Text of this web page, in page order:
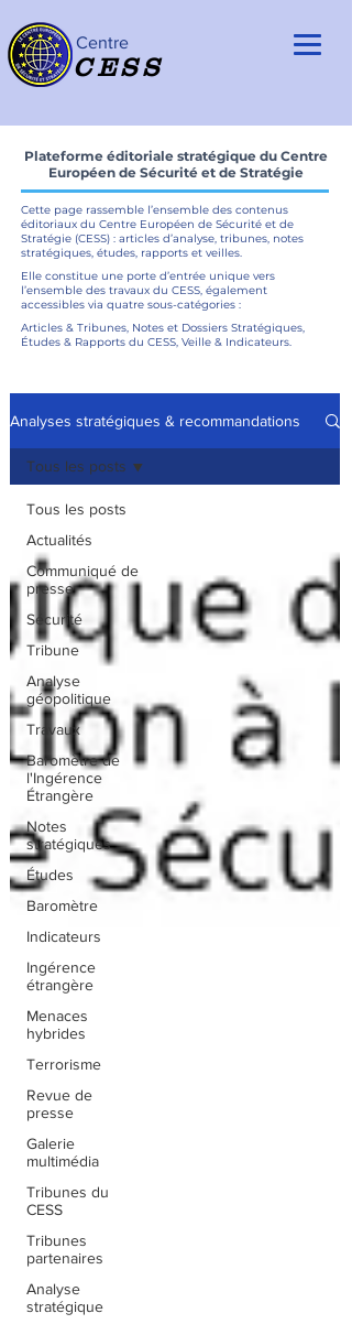
Centre
CESS
Plateforme éditoriale stratégique du Centre
Européen de Sécurité et de Stratégie
Cette page rassemble l’ensemble des contenus
éditoriaux du Centre Européen de Sécurité et de
Stratégie (CESS) : articles d’analyse, tribunes, notes
stratégiques, études, rapports et veilles.
Elle constitue une porte d’entrée unique vers
l’ensemble des travaux du CESS, également
accessibles via quatre sous-catégories :
Articles & Tribunes, Notes et Dossiers Stratégiques,
Études & Rapports du CESS, Veille & Indicateurs.
Analyses stratégiques & recommandations
Tous les posts
Actualités
Communiqué de
presse
Sécurité
Tribune
Analyse
géopolitique
Travaux
Baromètre de
l'Ingérence
Étrangère
Notes
stratégiques
Études
Baromètre
Indicateurs
Ingérence
étrangère
Menaces
hybrides
Terrorisme
Revue de
presse
Galerie
multimédia
Tribunes du
CESS
Tribunes
partenaires
Analyse
stratégique
Tous les posts